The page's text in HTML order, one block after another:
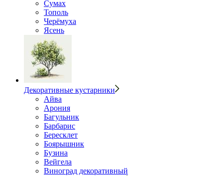
Сумах
Тополь
Черёмуха
Ясень
Декоративные кустарники
Айва
Арония
Багульник
Барбарис
Бересклет
Боярышник
Бузина
Вейгела
Виноград декоративный